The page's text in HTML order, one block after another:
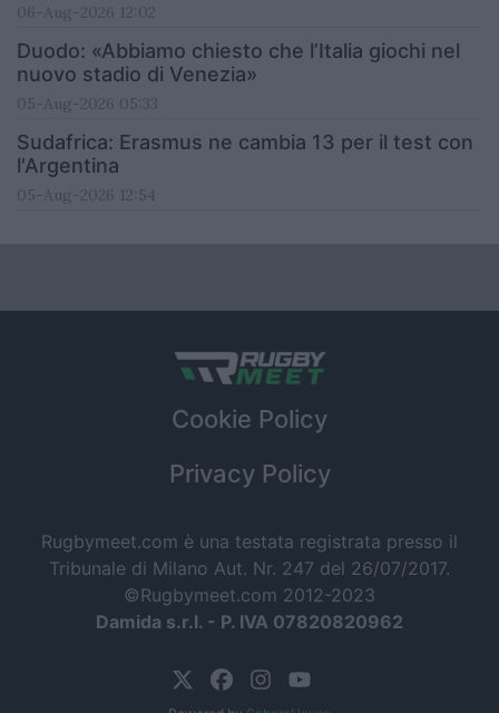
06-Aug-2026 12:02
Duodo: «Abbiamo chiesto che l’Italia giochi nel
nuovo stadio di Venezia»
05-Aug-2026 05:33
Sudafrica: Erasmus ne cambia 13 per il test con
l'Argentina
05-Aug-2026 12:54
Cookie Policy
Privacy Policy
Rugbymeet.com è una testata registrata presso il
Tribunale di Milano Aut. Nr. 247 del 26/07/2017.
©Rugbymeet.com 2012-2023
Damida s.r.l. - P. IVA 07820820962